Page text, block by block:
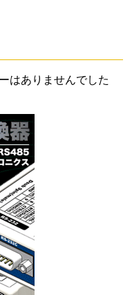
はありませんでした